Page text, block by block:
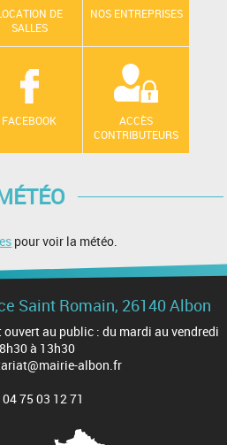
DE
SALLES
NOS ENTREPRISES
FACEBOOK
ACCÈS
CONTRIBUTEURS
pour voir la météo.
Saint Romain, 26140 Albon
au public : du mardi au vendredi
à 13h30
albon.fr
04 75 03 12 71